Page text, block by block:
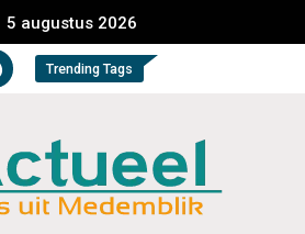
5 augustus 2026
Trending Tags